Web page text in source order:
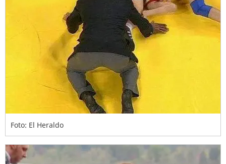
Foto: El Heraldo